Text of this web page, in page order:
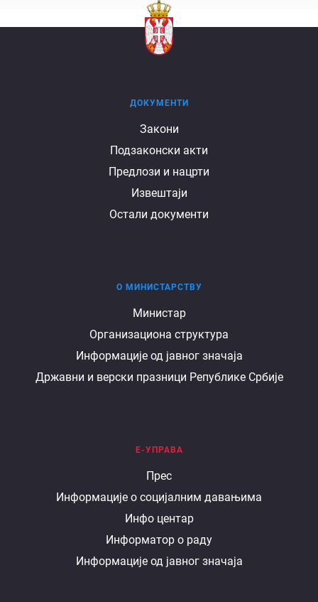
ДОКУМЕНТИ
Закони
Подзаконски акти
Предлози и нацрти
Извештаји
Остали документи
министарству
О МИНИСТАРСТВУ
Министар
Организациона структура
Информације од јавног значаја
Државни и верски празници Републике Србије
Е-УПРАВА
Прес
Информације о социјалним давањима
Инфо центар
Информатор о раду
Информације од јавног значаја